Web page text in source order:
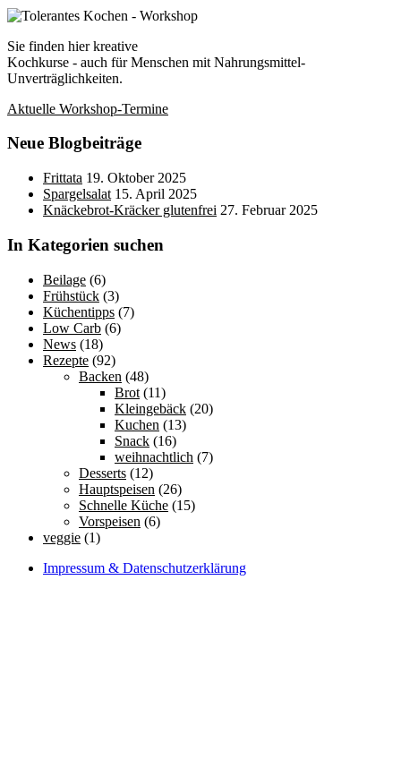
Sie finden hier kreative
Kochkurse - auch für Menschen mit Nahrungsmittel-
Unverträglichkeiten.
Aktuelle Workshop-Termine
Neue Blogbeiträge
Frittata 19. Oktober 2025
Spargelsalat 15. April 2025
Knäckebrot-Kräcker glutenfrei 27. Februar 2025
In Kategorien suchen
Beilage (6)
Frühstück (3)
Küchentipps (7)
Low Carb (6)
News (18)
Rezepte (92)
Backen (48)
Brot (11)
Kleingebäck (20)
Kuchen (13)
Snack (16)
weihnachtlich (7)
Desserts (12)
Hauptspeisen (26)
Schnelle Küche (15)
Vorspeisen (6)
veggie (1)
Impressum & Datenschutzerklärung